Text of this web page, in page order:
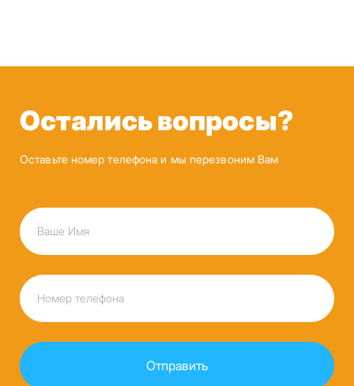
Остались вопросы?
Оставьте номер телефона и мы перезвоним Вам